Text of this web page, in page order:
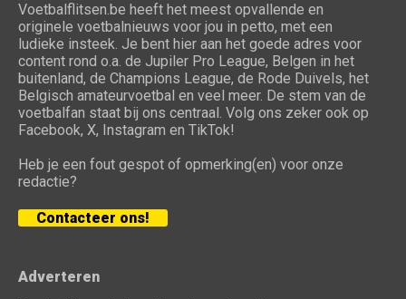
Voetbalflitsen.be heeft het meest opvallende en
originele voetbalnieuws voor jou in petto, met een
ludieke insteek. Je bent hier aan het goede adres voor
content rond o.a. de Jupiler Pro League, Belgen in het
buitenland, de Champions League, de Rode Duivels, het
Belgisch amateurvoetbal en veel meer. De stem van de
voetbalfan staat bij ons centraal. Volg ons zeker ook op
Facebook, X, Instagram en TikTok!
Heb je een fout gespot of opmerking(en) voor onze
redactie?
Contacteer ons!
Adverteren